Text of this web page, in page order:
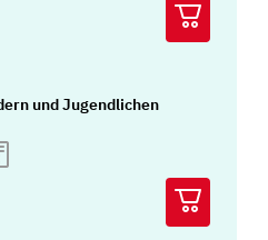
und Jugendlichen